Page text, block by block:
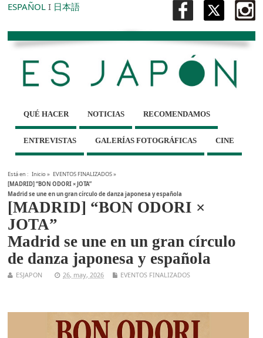
ESPAÑOL I 日本語
QUÉ HACER NOTICIAS RECOMENDAMOS
ENTREVISTAS GALERÍAS FOTOGRÁFICAS CINE
Está en : Inicio» EVENTOS FINALIZADOS»
[MADRID] “BON ODORI × JOTA”
Madrid se une en un gran círculo de danza japonesa y española
[MADRID] “BON ODORI ×
JOTA”
Madrid se une en un gran círculo
de danza japonesa y española
ESJAPON 26, may, 2026 EVENTOS FINALIZADOS